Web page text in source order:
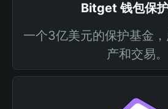
Bitget 钱包保
一个3亿美元的保护基金
产和交易。